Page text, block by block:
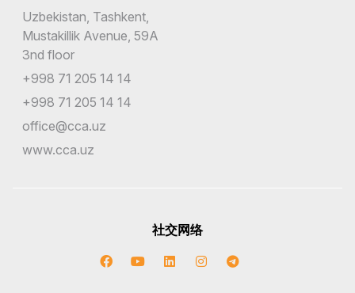
Uzbekistan, Tashkent,
Mustakillik Avenue, 59A
3nd floor
+998 71 205 14 14
+998 71 205 14 14
office@cca.uz
www.cca.uz
社交网络